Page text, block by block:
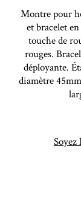
Montre pour
et bracelet
touche de
rouges.
déployante.
diamètre